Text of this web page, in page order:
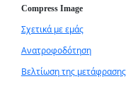
Compress Image
Σχετικά με εμάς
Ανατροφοδότηση
Βελτίωση της μετάφρασης